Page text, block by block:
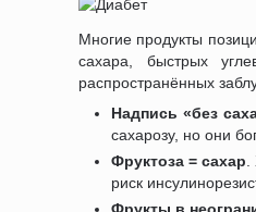
Многие продукты
сахара, быстрых
распространённых
Надпись «без
сахарозу, но они
Фруктоза = сахар
риск